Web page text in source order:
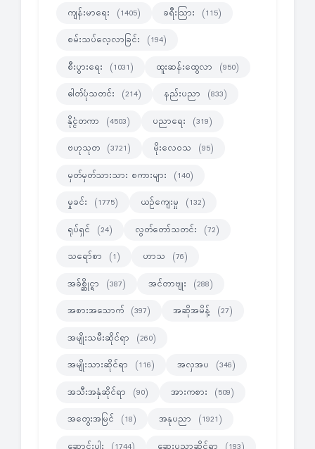
ကျန်းမာရေး (1405) ခရီးသြား (115)
စမ်းသပ်လေ့လာခြင်း (194)
စီးပွားရေး (1031) ထူးဆန်းထွေလာ (950)
ဓါတ်ပုံသတင်း (214) နည်းပညာ (833)
နိုင္ငံတကာ (4503) ပညာရေး (319)
ဗဟုသုတ (3721) မိုးလေဝသ (95)
မှတ်မှတ်သားသား စကားများ (140)
မှုခင်း (1775) ယဉ်ကျေးမှု (132)
ရုပ်ရှင် (24) လွတ်တော်သတင်း (72)
သရော်စာ (1) ဟာသ (76)
အခ်စ္ဆိုင္ရာ (387) အင်တာဗျုး (288)
အစားအသောက် (397) အဆိုအမိန့် (27)
အမျိုးသမီးဆိုင်ရာ (260)
အမျိုးသားဆိုင်ရာ (116) အလှအပ (346)
အသီးအနှံဆိုင်ရာ (90) အားကစား (509)
အတွေးအမြင် (18) အနုပညာ (1921)